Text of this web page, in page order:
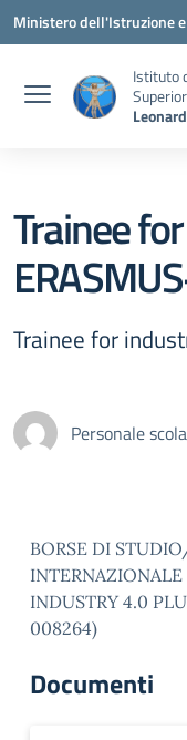
Vai ai contenuti
Vai al menu di navigazione
Vai al footer
Ministero dell'Istruzione
Istituto
Trainee
Trainee for
Personale
BORSE DI
INDUSTRY 4.0
008264)
Documenti